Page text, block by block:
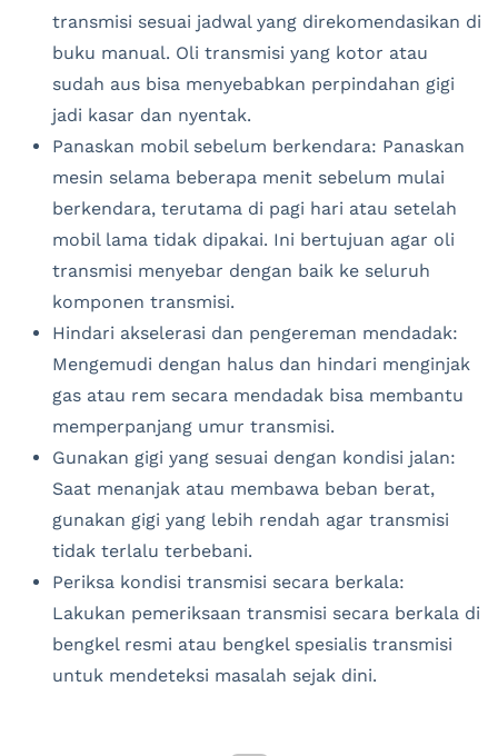
transmisi sesuai jadwal yang direkomendasikan di
buku manual. Oli transmisi yang kotor atau
sudah aus bisa menyebabkan perpindahan gigi
jadi kasar dan nyentak.
Panaskan mobil sebelum berkendara: Panaskan
mesin selama beberapa menit sebelum mulai
berkendara, terutama di pagi hari atau setelah
mobil lama tidak dipakai. Ini bertujuan agar oli
transmisi menyebar dengan baik ke seluruh
komponen transmisi.
Hindari akselerasi dan pengereman mendadak:
Mengemudi dengan halus dan hindari menginjak
gas atau rem secara mendadak bisa membantu
memperpanjang umur transmisi.
Gunakan gigi yang sesuai dengan kondisi jalan:
Saat menanjak atau membawa beban berat,
gunakan gigi yang lebih rendah agar transmisi
tidak terlalu terbebani.
Periksa kondisi transmisi secara berkala:
Lakukan pemeriksaan transmisi secara berkala di
bengkel resmi atau bengkel spesialis transmisi
untuk mendeteksi masalah sejak dini.